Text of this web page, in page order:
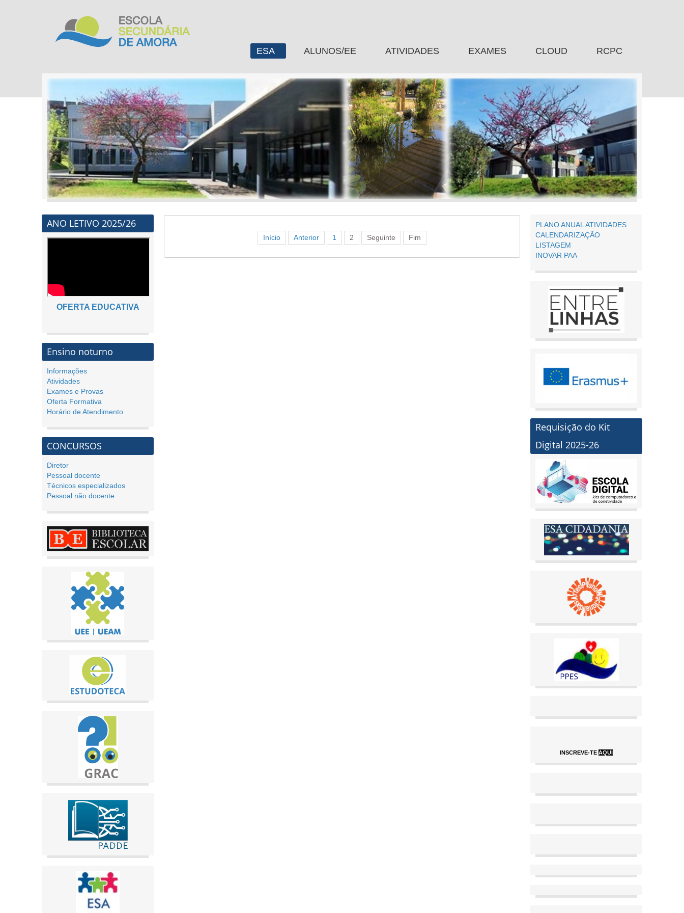
ESA ALUNOS/EE ATIVIDADES EXAMES CLOUD RCPC
Início Anterior 1 2 Seguinte Fim
ANO LETIVO 2025/26
OFERTA EDUCATIVA
Ensino noturno
Informações
Atividades
Exames e Provas
Oferta Formativa
Horário de Atendimento
CONCURSOS
Diretor
Pessoal docente
Técnicos especializados
Pessoal não docente
PLANO ANUAL ATIVIDADES
CALENDARIZAÇÃO
LISTAGEM
INOVAR PAA
Requisição do Kit
Digital 2025-26
INSCREVE-TE AQUI